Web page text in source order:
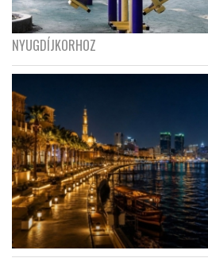
NYUGDÍJKORHOZ